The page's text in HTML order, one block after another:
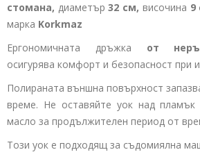
стомана, диаметър32 см, височина 9
марка Korkmaz
Ергономичната дръжка от
осигурява комфорт и безопасност при
Полираната външна повърхност
време. Не оставяйте уок над
масло за продължителен период от
Този уок е подходящ за съдомиялна